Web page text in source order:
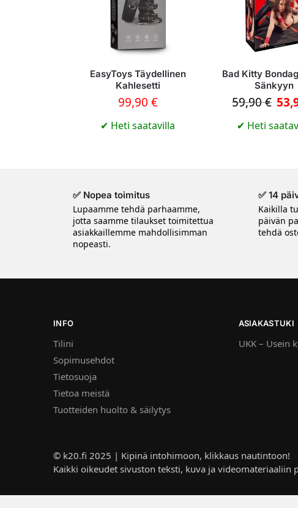
EasyToys Täydellinen
Kahlesetti
99,90 €
✔ Heti saatavilla
Bad Kitty
Sänkyyn
59,90€
✔ Heti
✅ Nopea toimitus
Lupaamme tehdä parhaamme,
jotta saamme tilaukset toimitettua
asiakkaillemme mahdollisimman
nopeasti.
✅ 14
Kaikilla
päivän
tehdä
INFO
Tilini
Sopimusehdot
Tietosuoja
Tietoa meistä
Tuotteiden huolto & säilytys
ASIAKASTUKI
UKK – Usein
© k20.fi 2025 | Kipinä intohimoon, klikkaus nautintoon!
Kaikki oikeudet sivuston teksti, kuva ja videomateriaaliin